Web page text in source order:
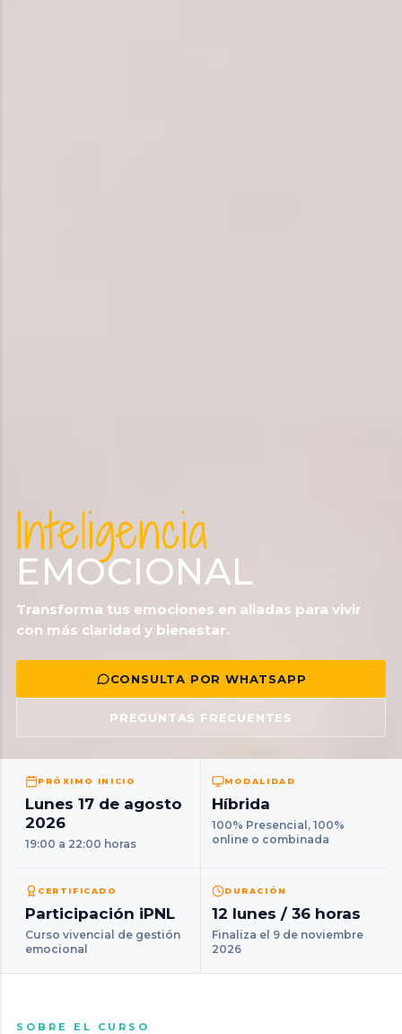
Inteligencia
EMOCIONAL
Transforma tus emociones en aliadas para vivir
con más claridad y bienestar.
CONSULTA POR WHATSAPP
PREGUNTAS FRECUENTES
PRÓXIMO INICIO
Lunes 17 de agosto
2026
19:00 a 22:00 horas
MODALIDAD
Híbrida
100% Presencial, 100%
online o combinada
CERTIFICADO
Participación iPNL
Curso vivencial de gestión
emocional
DURACIÓN
12 lunes / 36 horas
Finaliza el 9 de noviembre
2026
SOBRE EL CURSO